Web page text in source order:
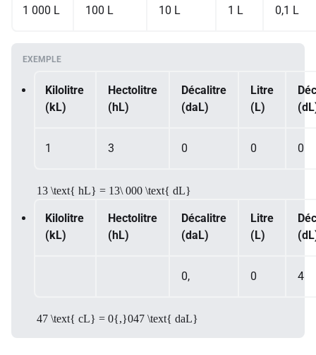
1 000 L 100 L 10 L 1 L 0,1 L
Kilolitre
(kL)
Hectolitre
(hL)
Décalitre
(daL)
Litre
(L)
1 3 0 0 0
13 \text{ hL} = 13\ 000 \text{ dL}
Kilolitre
(kL)
Hectolitre
(hL)
Décalitre
(daL)
Litre
(L)
0, 0 4
47 \text{ cL} = 0{,}047 \text{ daL}